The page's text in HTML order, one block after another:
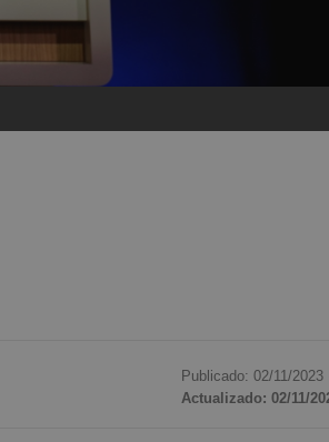
Publicado: 02/11/2023
Actualizado: 02/11/